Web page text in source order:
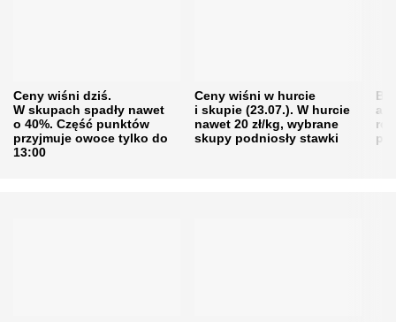
Ceny wiśni dziś.
W skupach spadły nawet
o 40%. Część punktów
przyjmuje owoce tylko do
13:00
Ceny wiśni w hurcie
i skupie (23.07.). W hurcie
nawet 20 zł/kg, wybrane
skupy podniosły stawki